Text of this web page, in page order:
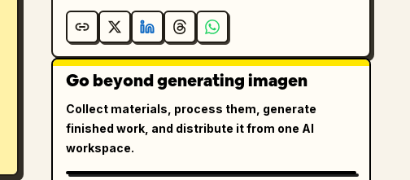
Go beyond generating imagen
Collect materials, process them, generate
finished work, and distribute it from one AI
workspace.